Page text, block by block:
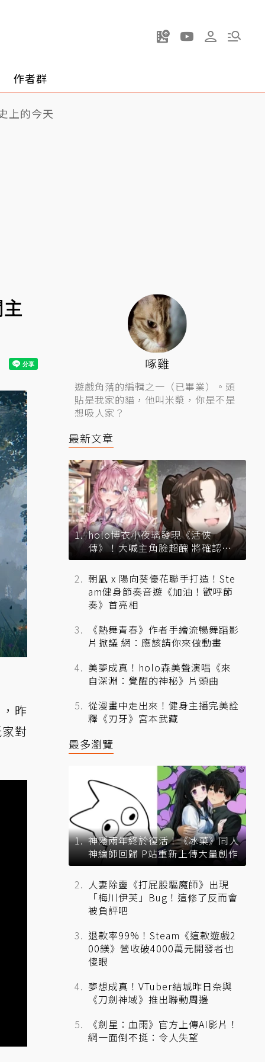
作者群
上的今天
昨
對
啄雞
遊戲角落的編輯之一（已畢業）。頭
貼是我家的貓，他叫米漿，你是不是
想吸人家？
最新文章
holo博衣小夜璃發現《活俠
傳》！大喊主角臉超醜 將確認遊
戲直播授權事宜
朝凪 x 陽向葵優花聯手打造！Ste
am健身節奏音遊《加油！歡呼節
奏》首亮相
《熱舞青春》作者手繪流暢舞蹈影
片掀議 網：應該請你來做動畫
美夢成真！holo森美聲演唱《來
自深淵：覺醒的神秘》片頭曲
從漫畫中走出來！健身主播完美詮
釋《刃牙》宮本武藏
最多瀏覽
神隱兩年終於復活！《冰菓》同人
神繪師回歸 P站重新上傳大量創作
人妻除靈《打屁股驅魔師》出現
「梅川伊芙」Bug！這修了反而會
被負評吧
退款率99%！Steam《這款遊戲2
00鎂》營收破4000萬元開發者也
傻眼
夢想成真！VTuber結城昨日奈與
《刀劍神域》推出聯動周邊
《劍星：血雨》官方上傳AI影片！
網一面倒不挺：令人失望